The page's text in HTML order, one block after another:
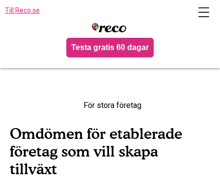
Till Reco.se
Testa gratis 60 dagar
För stora företag
Omdömen för etablerade
företag som vill skapa
tillväxt